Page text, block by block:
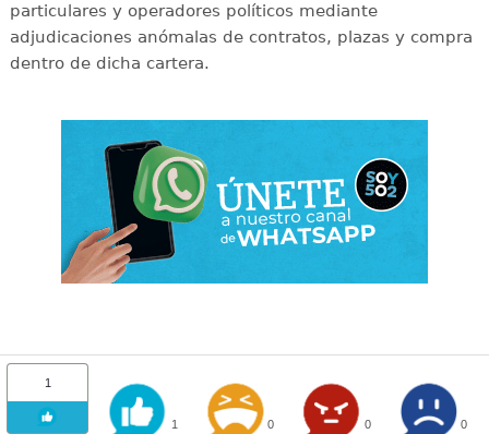
particulares y operadores políticos mediante
adjudicaciones anómalas de contratos, plazas y compra
dentro de dicha cartera.
1
1 0 0 0